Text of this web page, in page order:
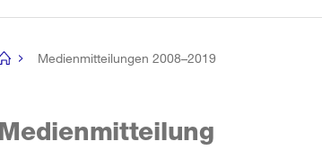
Medienmitteilungen 2008–2019